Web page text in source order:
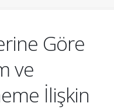
Göre
ve
İlişkin